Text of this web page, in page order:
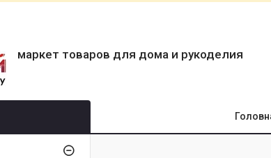
маркет товаров для дома и рукоделия